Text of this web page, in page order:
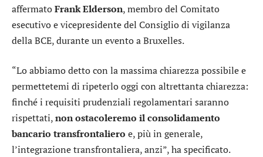
affermatoFrank Elderson, membro del Comitato
esecutivo e vicepresidente del Consiglio di vigilanza
della BCE, durante un evento a Bruxelles.
“Lo abbiamo detto con la massima chiarezza possibile e
permettetemi di ripeterlo oggi con altrettanta chiarezza:
finché i requisiti prudenziali regolamentari saranno
rispettati,non ostacoleremo il consolidamento
bancario transfrontaliero e, più in generale,
l’integrazione transfrontaliera, anzi”, ha specificato.